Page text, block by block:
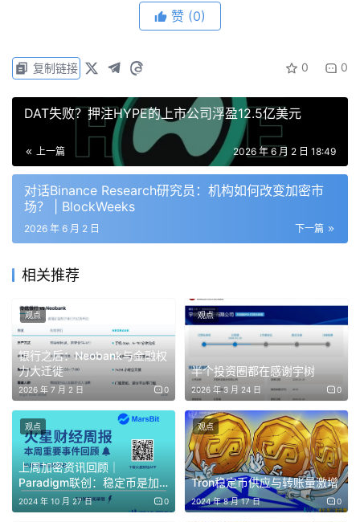
以中概股沃氪医疗（WOK）为例，这只市值不足20万美元
的典型纳米股，曾因股价长期低于1美元收到纳斯达克退市
警告。公司虽多次通过反向拆股维持上市资格，但基本面压
力始终存在。币安6月1日上线美股市场后，WOK却意外一
度成为平台成交量最高的股票，单日成交额逼近4亿美元。
大量加密资金涌入，甚至有玩家调侃“快把自己买成大股
东”。然而，玩家很快发现其股价短暂暴拉后却迅速回落。
原因在于，WOK手握海量“弹药”，其早已通过股东大会扩容
和SEC货架注册随时按市价增发稀释。
同样被热炒的众巢医学（ZCMD）也是高风险微盘壳股，该
公司通过股东大会批准的巨额授权股本扩张、有效的F-3货
架注册，以及董事会获授权的多次反向拆分机制，具有近乎
无限的增发能力。
对不了解美股资本运作规则的加密投资者而言，很容易成为
市场流动性的燃料。
加密大军杀入美股，风险升级与文化碰撞
CEX布局美股市场，为加密用户打开了一个前所未有的资产
赞 (0)
0 0
复制链接
DAT失败？押注HYPE的上市公司浮盈12.5亿美元
上一篇 2026 年 6 月 2 日 18:49
对话Binance Research研究员：机构如何改变加密市
场？ | BlockWeeks
下一篇
2026 年 6 月 2 日
相关推荐
银行之后：Neobank与金融权
力大迁徙
2026 年 7 月 2 日 0
观点
半个投资圈都在感谢宇树
2026 年 3 月 24 日 0
观点
上周加密资讯回顾｜
Paradigm联创：稳定币是加
密货币的下一个杀手级应用
2024 年 10 月 27 日 0
观点
Tron稳定币供应与转账量激增
2024 年 8 月 17 日 0
观点